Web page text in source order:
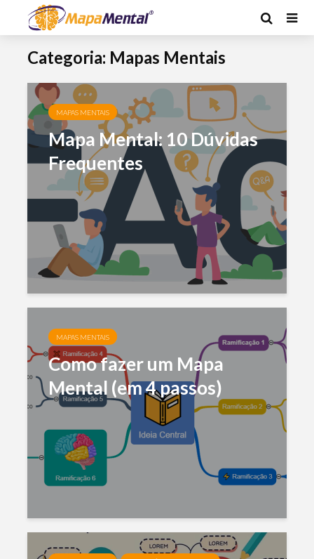
Categoria: Mapas Mentais
MAPAS MENTAIS
Mapa Mental: 10 Dúvidas
Frequentes
MAPAS MENTAIS
Como fazer um Mapa
Mental (em 4 passos)